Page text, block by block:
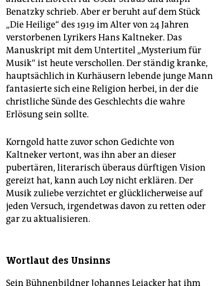
Benatzky schrieb. Aber er beruht auf dem Stück
„Die Heilige“ des 1919 im Alter von 24 Jahren
verstorbenen Lyrikers Hans Kaltneker. Das
Manuskript mit dem Untertitel „Mysterium für
Musik“ ist heute verschollen. Der ständig kranke,
hauptsächlich in Kurhäusern lebende junge Mann
fantasierte sich eine Religion herbei, in der die
christliche Sünde des Geschlechts die wahre
Erlösung sein sollte.
Korngold hatte zuvor schon Gedichte von
Kaltneker vertont, was ihn aber an dieser
pubertären, literarisch überaus dürftigen Vision
gereizt hat, kann auch Loy nicht erklären. Der
Musik zuliebe verzichtet er glücklicherweise auf
jeden Versuch, irgendetwas davon zu retten oder
gar zu aktualisieren.
Wortlaut des Unsinns
Sein Bühnenbildner Johannes Leiacker hat ihm